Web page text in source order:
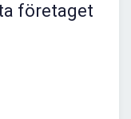
företaget